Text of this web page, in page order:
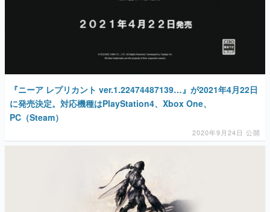
『ニーア レプリカント ver.1.22474487139…』が2021年4月22日
に発売決定。対応機種はPlayStation4、Xbox One、
PC（Steam）
2020年9月24日 公開